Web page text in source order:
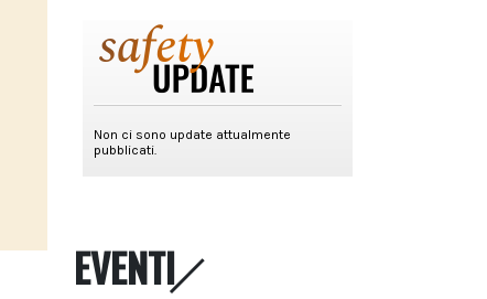
EVENTI